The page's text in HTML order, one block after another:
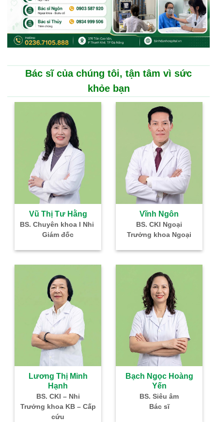
Bác sĩ của chúng tôi, tận tâm vì sức
khỏe bạn
Vũ Thị Tư Hằng
BS. Chuyên khoa I Nhi
Giám đốc
Vĩnh Ngôn
BS. CKI Ngoại
Trưởng khoa Ngoại
Lương Thị Minh
Hạnh
BS. CKI – Nhi
Trưởng khoa KB – Cấp
cứu
Bạch Ngọc Hoàng
Yến
BS. Siêu âm
Bác sĩ